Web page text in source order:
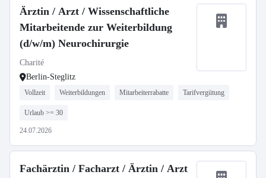
Ärztin / Arzt / Wissenschaftliche
Mitarbeitende zur Weiterbildung
(d/w/m) Neurochirurgie
Charité
Berlin-Steglitz
Vollzeit Weiterbildungen Mitarbeiterrabatte Tarifvergütung
Urlaub >= 30
24.07.2026
Fachärztin / Facharzt / Ärztin / Arzt